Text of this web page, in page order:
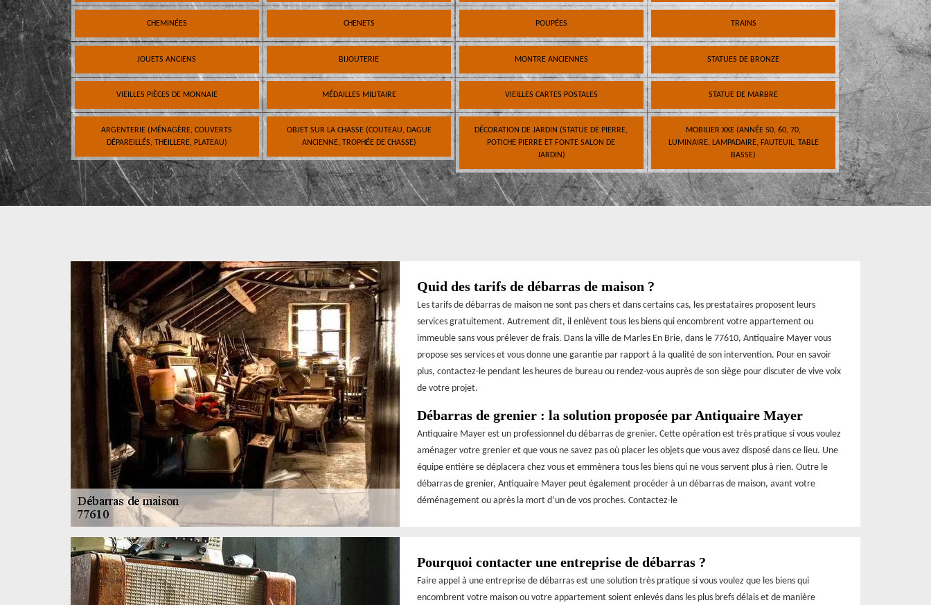
CHEMINÉES CHENETS POUPÉES TRAINS
JOUETS ANCIENS BIJOUTERIE MONTRE ANCIENNES STATUES DE BRONZE
VIEILLES PIÈCES DE MONNAIE MÉDAILLES MILITAIRE VIEILLES CARTES POSTALES STATUE DE MARBRE
ARGENTERIE (MÉNAGÈRE, COUVERTS
DÉPAREILLÉS, THEILLERE, PLATEAU)
OBJET SUR LA CHASSE (COUTEAU, DAGUE
ANCIENNE, TROPHÉE DE CHASSE)
DÉCORATION DE JARDIN (STATUE DE PIERRE,
POTICHE PIERRE ET FONTE SALON DE
JARDIN)
MOBILIER XXE (ANNÉE 50, 60, 70,
LUMINAIRE, LAMPADAIRE, FAUTEUIL, TABLE
BASSE)
Quid des tarifs de débarras de maison ?
Les tarifs de débarras de maison ne sont pas chers et dans certains cas, les prestataires proposent leurs
services gratuitement. Autrement dit, il enlèvent tous les biens qui encombrent votre appartement ou
immeuble sans vous prélever de frais. Dans la ville de Marles En Brie, dans le 77610, Antiquaire Mayer vous
propose ses services et vous donne une garantie par rapport à la qualité de son intervention. Pour en savoir
plus, contactez-le pendant les heures de bureau ou rendez-vous auprès de son siège pour discuter de vive voix
de votre projet.
Débarras de grenier : la solution proposée par Antiquaire Mayer
Antiquaire Mayer est un professionnel du débarras de grenier. Cette opération est très pratique si vous voulez
aménager votre grenier et que vous ne savez pas où placer les objets que vous avez disposé dans ce lieu. Une
équipe entière se déplacera chez vous et emmènera tous les biens qui ne vous servent plus à rien. Outre le
débarras de grenier, Antiquaire Mayer peut également procéder à un débarras de maison, avant votre
déménagement ou après la mort d’un de vos proches. Contactez-le
Pourquoi contacter une entreprise de débarras ?
Faire appel à une entreprise de débarras est une solution très pratique si vous voulez que les biens qui
encombrent votre maison ou votre appartement soient enlevés dans les plus brefs délais et de manière